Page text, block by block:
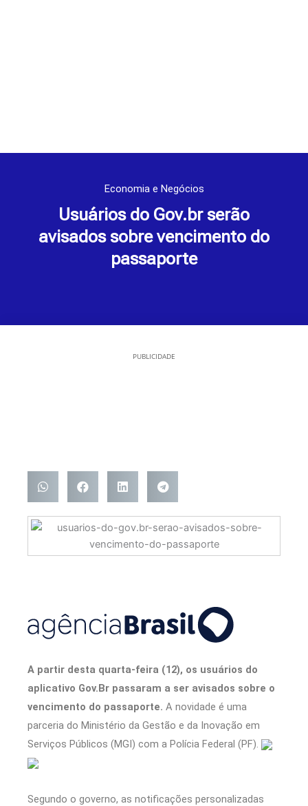
Economia e Negócios
Usuários do Gov.br serão
avisados sobre vencimento do
passaporte
PUBLICIDADE
A partir desta quarta-feira (12), os usuários do
aplicativo Gov.Br passaram a ser avisados sobre o
vencimento do passaporte. A novidade é uma
parceria do Ministério da Gestão e da Inovação em
Serviços Públicos (MGI) com a Polícia Federal (PF).
Segundo o governo, as notificações personalizadas